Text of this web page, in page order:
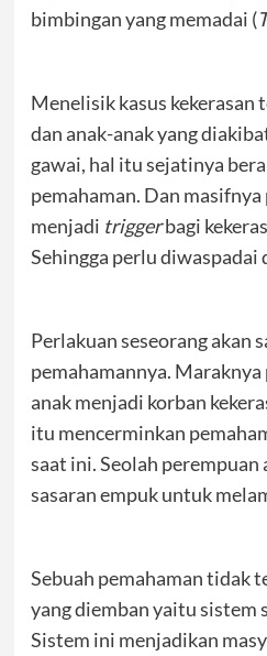
bimbingan yang memadai (
Menelisik kasus kekerasan
dan anak-anak yang
gawai, hal itu sejatinya
pemahaman. Dan masifnya
menjadi triggerbagi
Sehingga perlu diwaspadai
Perlakuan seseorang akan
pemahamannya.
anak menjadi korban
itu mencerminkan
saat ini. Seolah
sasaran empuk untuk
Sebuah pemahaman tidak
yang diemban yaitu sistem
Sistem ini menjadikan